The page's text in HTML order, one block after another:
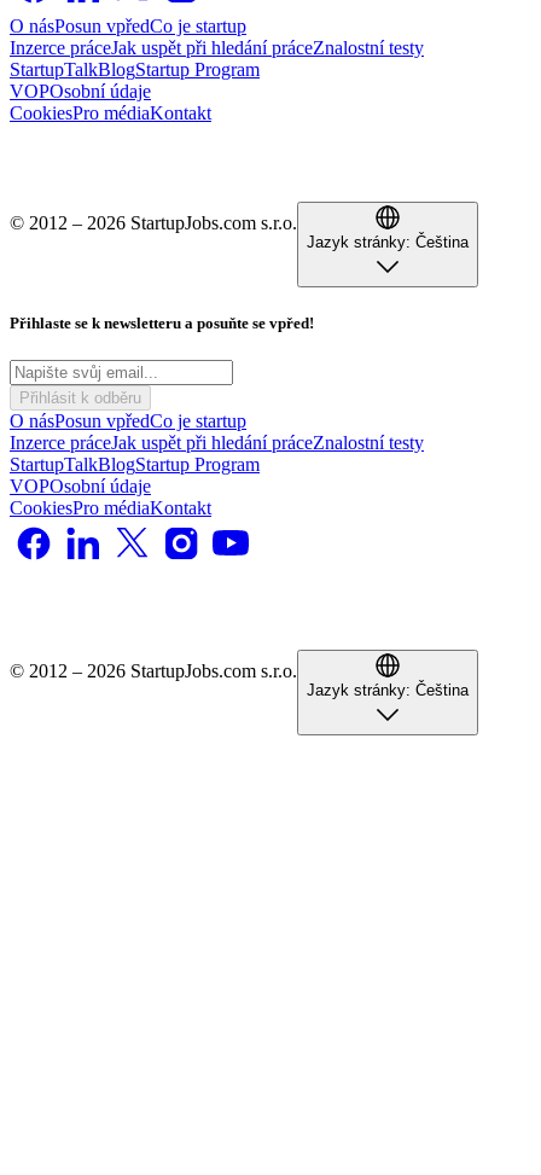
O násPosun vpředCo je startup
Inzerce práceJak uspět při hledání práceZnalostní testy
StartupTalkBlogStartup Program
VOPOsobní údaje
CookiesPro médiaKontakt
© 2012 – 2026 StartupJobs.com s.r.o.
Jazyk stránky: Čeština
Přihlaste se k newsletteru a posuňte se vpřed!
Přihlásit k odběru
O násPosun vpředCo je startup
Inzerce práceJak uspět při hledání práceZnalostní testy
StartupTalkBlogStartup Program
VOPOsobní údaje
CookiesPro médiaKontakt
© 2012 – 2026 StartupJobs.com s.r.o.
Jazyk stránky: Čeština